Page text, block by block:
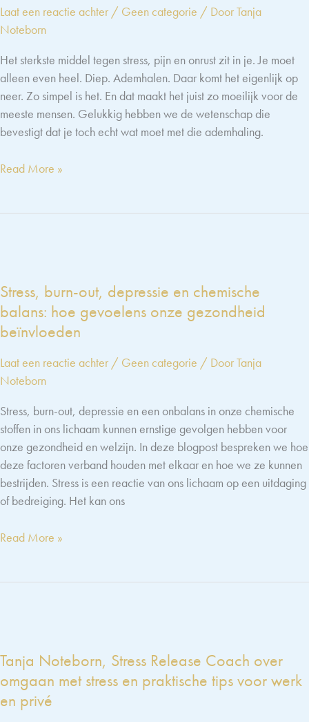
Laat een reactie achter / Geen categorie / DoorTanja
Noteborn
Het sterkste middel tegen stress, pijn en onrust zit in je. Je moet
alleen even heel. Diep. Ademhalen. Daar komt het eigenlijk op
neer. Zo simpel is het. En dat maakt het juist zo moeilijk voor de
meeste mensen. Gelukkig hebben we de wetenschap die
bevestigt dat je toch echt wat moet met die ademhaling.
Nieuwe
tegen
stress
en
Read More »
Stress, burn-out, depressie en chemische
balans: hoe gevoelens onze gezondheid
beïnvloeden
Laat een reactie achter / Geen categorie / DoorTanja
Noteborn
Stress, burn-out, depressie en een onbalans in onze chemische
stoffen in ons lichaam kunnen ernstige gevolgen hebben voor
onze gezondheid en welzijn. In deze blogpost bespreken we hoe
deze factoren verband houden met elkaar en hoe we ze kunnen
bestrijden. Stress is een reactie van ons lichaam op een uitdaging
of bedreiging. Het kan ons
Stress,
hoe
gevoelens
onze
Read More »
Tanja Noteborn, Stress Release Coach over
omgaan met stress en praktische tips voor werk
en privé